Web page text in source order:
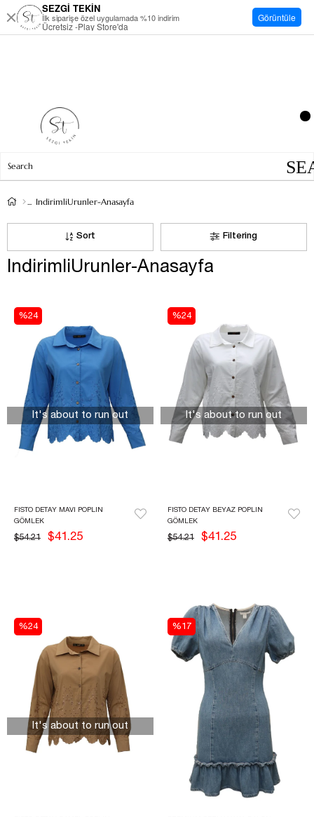
IndirimliUrunler-Anasayfa
Filtering
Sort
IndirimliUrunler-Anasayfa
FISTO DETAY MAVI POPLIN
GÖMLEK
$41.25
$54.21
%24
It's about to run out
FISTO DETAY BEYAZ POPLIN
GÖMLEK
$41.25
$54.21
%24
It's about to run out
%24
It's about to run out
%17
SEZGİ TEKİN
İlk siparişe özel uygulamada %10 indirim
Ücretsiz -Play Store'da
Görüntüle